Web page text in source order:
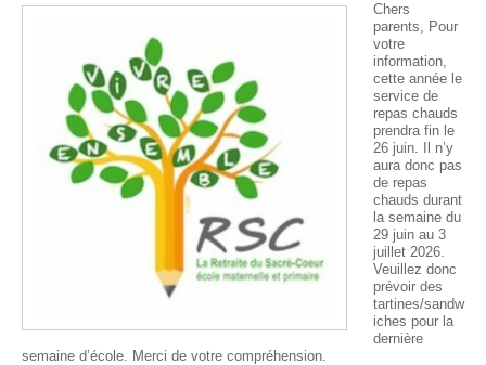
Chers
parents, Pour
votre
information,
cette année le
service de
repas chauds
prendra fin le
26 juin. Il n’y
aura donc pas
de repas
chauds durant
la semaine du
29 juin au 3
juillet 2026.
Veuillez donc
prévoir des
tartines/sandw
iches pour la
dernière
semaine d’école. Merci de votre compréhension.